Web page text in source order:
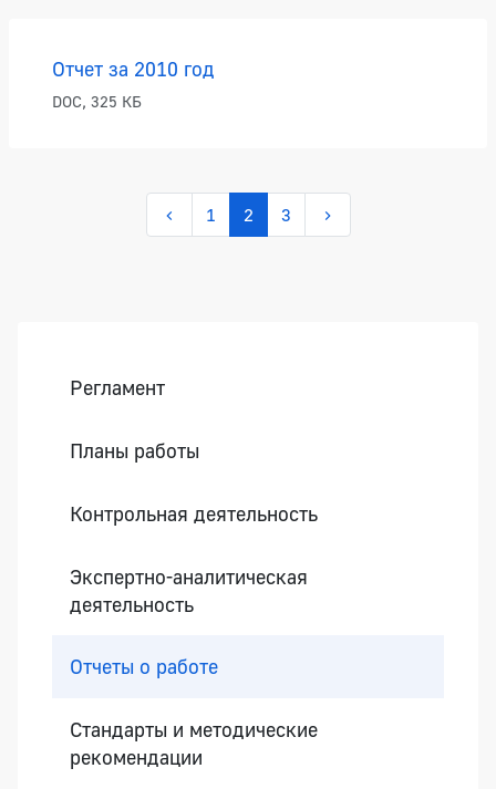
Отчет за 2010 год
DOC, 325 КБ
1 2 3
Регламент
Планы работы
Контрольная деятельность
Экспертно-аналитическая
деятельность
Отчеты о работе
Стандарты и методические
рекомендации